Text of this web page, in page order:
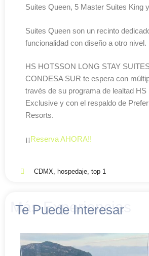
Suites Queen, 5 Master Suites King
Suites Queen son un recinto
funcionalidad con diseño a otro nivel.
HS HOTSSON LONG STAY
CONDESA SUR te espera con
través de su programa de lealtad HS
Exclusive y con el respaldo de
Resorts.
¡¡Reserva AHORA!!
CDMX, hospedaje, top 1
Más Experiencias
Te Puede Interesar